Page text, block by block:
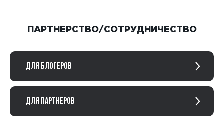
ПАРТНЕРСТВО/СОТРУДНИЧЕСТВО
ДЛЯ БЛОГЕРОВ
ДЛЯ ПАРТНЕРОВ